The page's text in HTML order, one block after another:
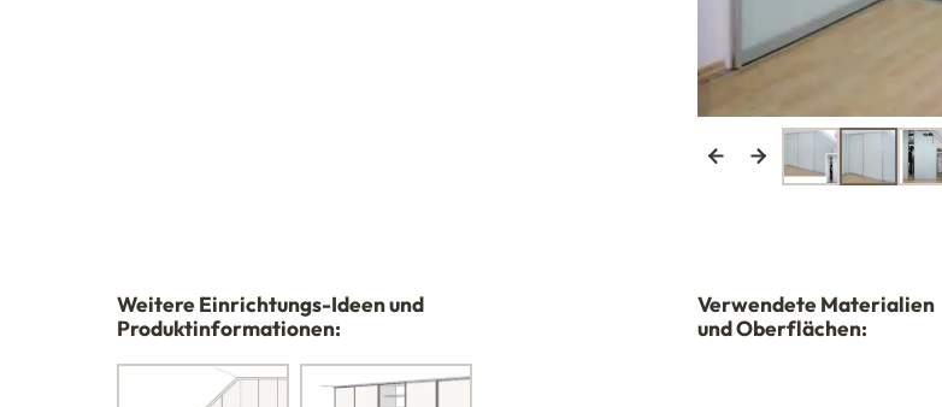
Weitere Einrichtungs-Ideen und
Produktinformationen:
Verwendete Materialien
und Oberflächen: